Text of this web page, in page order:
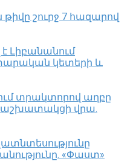
շուրջ 7 հազարով
է Լիբանանում
կետերի և
տրակտորով աղբը
աշխատակցի վրա.
«Փաստ»